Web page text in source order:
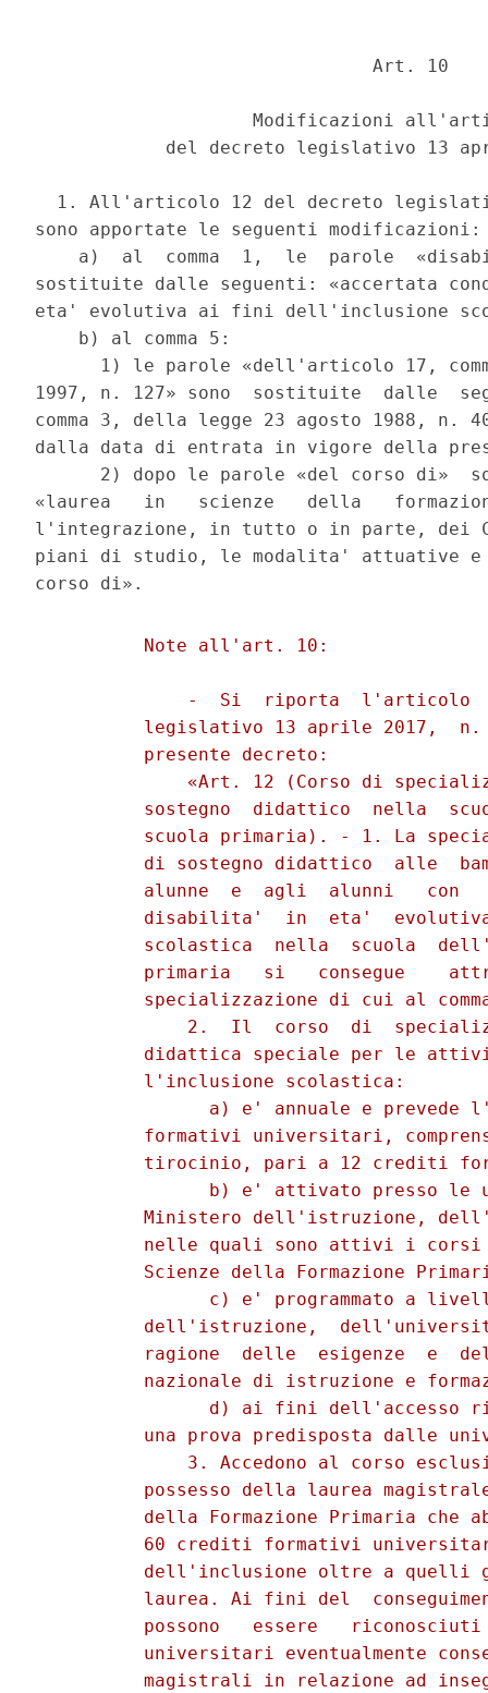
                               Art. 10
Modificazioni
del decreto legislativo 13
1. All'articolo 12 del decreto
sono apportate le seguenti
a)  al  comma  1,  le  parole
sostituite dalle seguenti: «accertata
eta' evolutiva ai fini dell'inclusione
    b) al comma 5:
1) le parole «dell'articolo 17,
1997, n. 127» sono  sostituite  dalle
comma 3, della legge 23 agosto 1988, n.
dalla data di entrata in vigore della
2) dopo le parole «del corso di»
«laurea   in   scienze   della
l'integrazione, in tutto o in parte, dei
piani di studio, le modalita' attuative
          Note all'art. 10:
-  Si  riporta  l'articolo
legislativo 13 aprile 2017,
          presente decreto:
«Art. 12 (Corso di
sostegno  didattico  nella
scuola primaria). - 1. La
di sostegno didattico  alle
alunne  e  agli  alunni   con
disabilita'  in  eta'
scolastica  nella  scuola
primaria   si   consegue
specializzazione di cui al
2.  Il  corso  di
didattica speciale per le
          l'inclusione scolastica:
a) e' annuale e prevede
formativi universitari,
tirocinio, pari a 12 crediti
b) e' attivato presso le
Ministero dell'istruzione,
nelle quali sono attivi i
Scienze della Formazione
c) e' programmato a
dell'istruzione,
ragione  delle  esigenze  e
nazionale di istruzione e
d) ai fini dell'accesso
una prova predisposta dalle
3. Accedono al corso
possesso della laurea
della Formazione Primaria che
60 crediti formativi
dell'inclusione oltre a quelli
laurea. Ai fini del
possono   essere
universitari eventualmente
magistrali in relazione ad